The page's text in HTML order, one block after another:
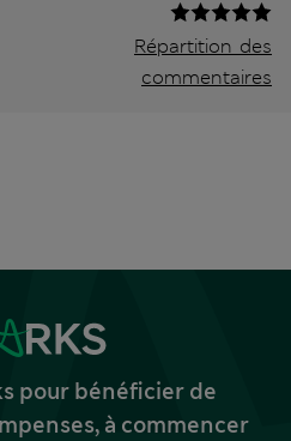
Répartition des
commentaires
pour bénéficier de
à commencer